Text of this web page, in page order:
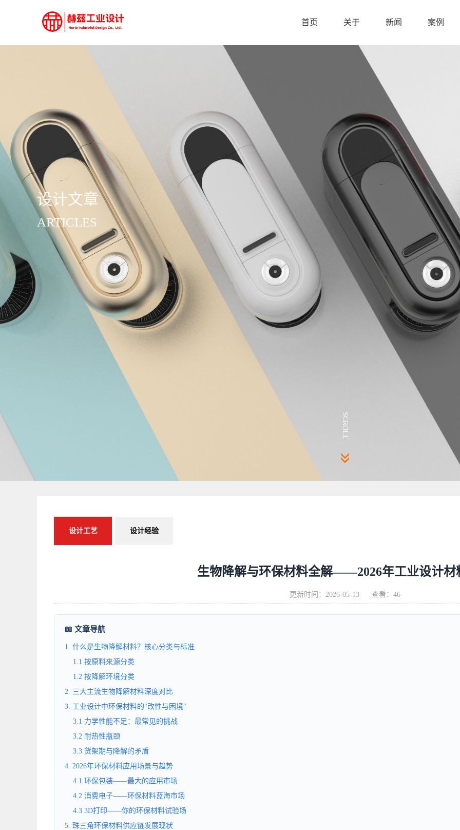
首页
关于
新闻
案例
设计文章
ARTICLES
SCROLL
设计工艺 设计经验
生物降解与环保材料全解——2026年工业设计材
更新时间： 2026-05-13 查看：46
📖 文章导航
1. 什么是生物降解材料？核心分类与标准
1.1 按原料来源分类
1.2 按降解环境分类
2. 三大主流生物降解材料深度对比
3. 工业设计中环保材料的"改性与困境"
3.1 力学性能不足：最常见的挑战
3.2 耐热性瓶颈
3.3 货架期与降解的矛盾
4. 2026年环保材料应用场景与趋势
4.1 环保包装——最大的应用市场
4.2 消费电子——环保材料蓝海市场
4.3 3D打印——你的环保材料试验场
5. 珠三角环保材料供应链发展现状